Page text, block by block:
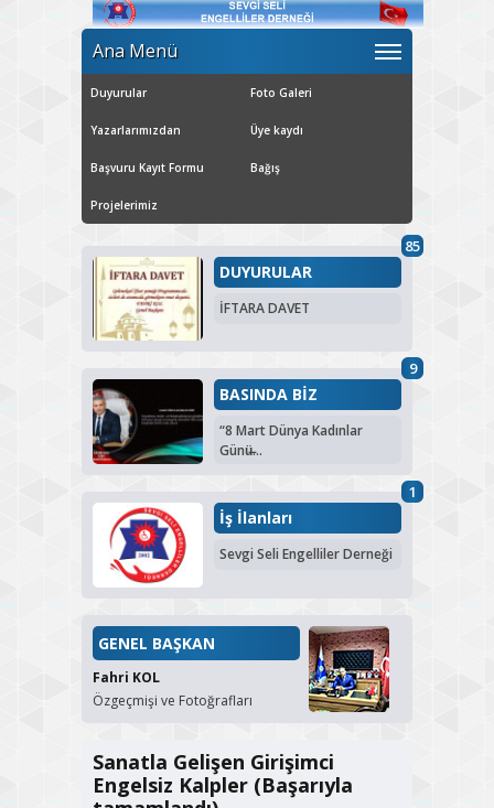
Ana Menü
Duyurular Foto Galeri
Yazarlarımızdan Üye kaydı
Başvuru Kayıt Formu Bağış
Projelerimiz
85
DUYURULAR
İFTARA DAVET
9
BASINDA BİZ
“8 Mart Dünya Kadınlar
Günü̶...
1
İş İlanları
Sevgi Seli Engelliler Derneği
GENEL BAŞKAN
Fahri KOL
Özgeçmişi ve Fotoğrafları
Sanatla Gelişen Girişimci
Engelsiz Kalpler (Başarıyla